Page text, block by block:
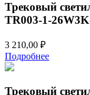
Трековый
TR003-1-
3 210,00 ₽
Подробнее
Трековый